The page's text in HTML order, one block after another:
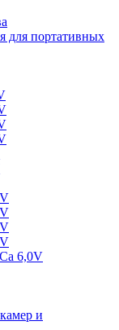
для портативных
6,0V
и